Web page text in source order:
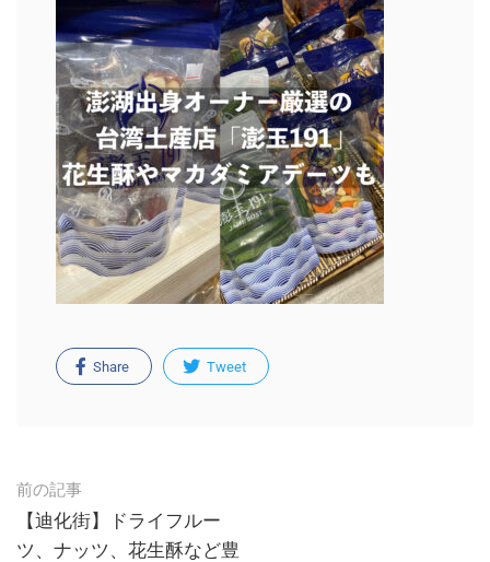
Share Tweet
Post
navigation
前の記事
【迪化街】ドライフルー
ツ、ナッツ、花生酥など豊